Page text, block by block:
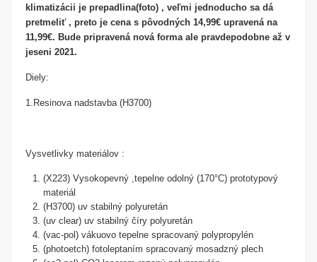
klimatizácii je prepadlina(foto) , veľmi jednoducho sa dá
pretmeliť , preto je cena s pôvodných 14,99€ upravená na
11,99€. Bude pripravená nová forma ale pravdepodobne až v
jeseni 2021.
Diely:
1.Resinova nadstavba (H3700)
Vysvetlivky materiálov :
(X223) Vysokopevný ,tepelne odolný (170°C) prototypový
materiál
(H3700) uv stabilný polyuretán
(uv clear) uv stabilný číry polyuretán
(vac-pol) vákuovo tepelne spracovaný polypropylén
(photoetch) fotoleptaním spracovaný mosadzný plech